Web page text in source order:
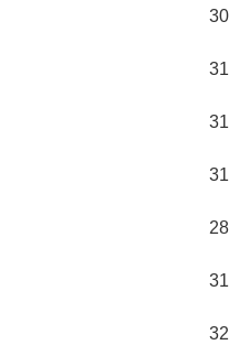
30
31
31
31
28
31
32